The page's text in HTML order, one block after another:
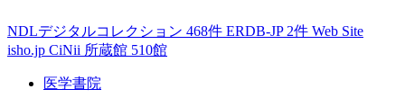
NDLデジタルコレクション 468件 ERDB-JP 2件 Web Site
isho.jp CiNii 所蔵館 510館
医学書院